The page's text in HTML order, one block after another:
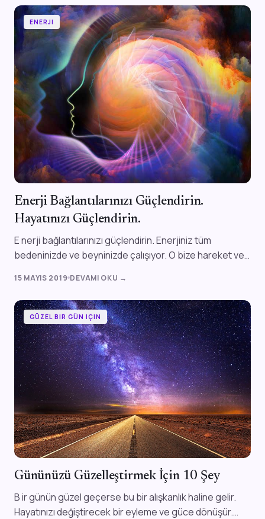
ENERJI
Enerji Bağlantılarınızı Güçlendirin.
Hayatınızı Güçlendirin.
E nerji bağlantılarınızı güçlendirin. Enerjiniz tüm
bedeninizde ve beyninizde çalışıyor. O bize hareket ve
15 MAYIS 2019 DEVAMI OKU →
GÜZEL BIR GÜN IÇIN
Gününüzü Güzelleştirmek İçin 10 Şey
B ir günün güzel geçerse bu bir alışkanlık haline gelir.
Hayatınızı değiştirecek bir eyleme ve güce dönüşür.